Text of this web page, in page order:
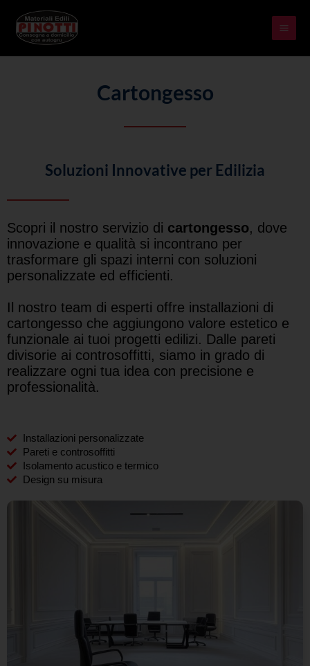
content
Cartongesso
Soluzioni Innovative per Edilizia
Scopri il nostro servizio di cartongesso, dove
innovazione e qualità si incontrano per
trasformare gli spazi interni con soluzioni
personalizzate ed efficienti.
Il nostro team di esperti offre installazioni di
cartongesso che aggiungono valore estetico e
funzionale ai tuoi progetti edilizi. Dalle pareti
divisorie ai controsoffitti, siamo in grado di
realizzare ogni tua idea con precisione e
professionalità.
Installazioni personalizzate
Pareti e controsoffitti
Isolamento acustico e termico
Design su misura